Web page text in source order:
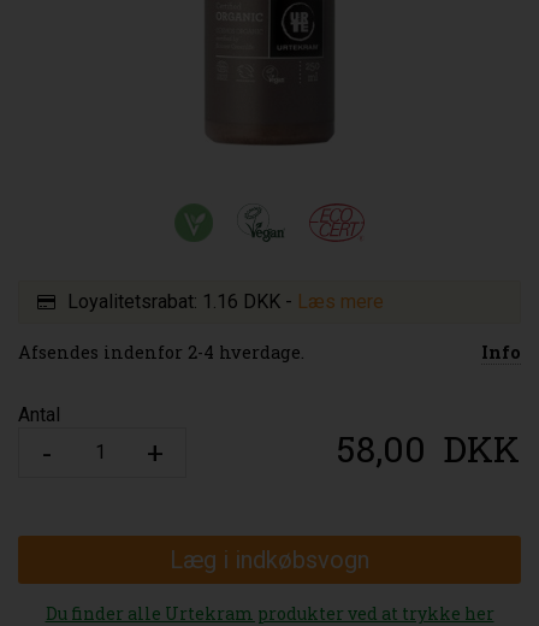
Loyalitetsrabat: 1.16 DKK - Læs mere
Afsendes indenfor 2-4 hverdage. Info
Antal
58,00 DKK
Læg i indkøbsvogn
Du finder alle Urtekram produkter ved at trykke her